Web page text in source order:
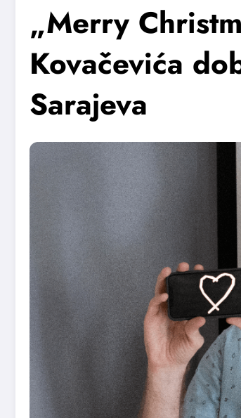
„Merry
Kovačevića
Sarajeva